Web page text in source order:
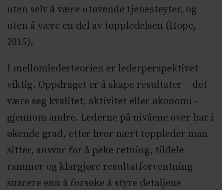
uten selv å være utøvende tjenesteyter, og
uten å være en del av toppledelsen (Hope,
2015).
I mellomlederteorien er lederperspektivet
viktig. Oppdraget er å skape resultater – det
være seg kvalitet, aktivitet eller økonomi -
gjennom andre. Lederne på nivåene over har i
økende grad, etter hvor nært toppleder man
sitter, ansvar for å peke retning, tildele
rammer og klargjøre resultatforventning
snarere enn å forsøke å styre detaljene